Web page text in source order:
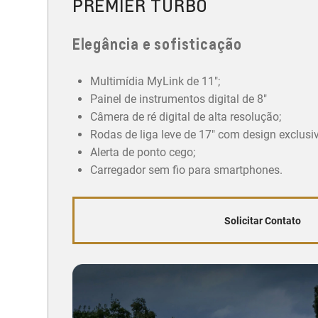
PREMIER TURBO
Elegância e sofisticação
Multimídia MyLink de 11";
Painel de instrumentos digital de 8"
Câmera de ré digital de alta resolução;
Rodas de liga leve de 17" com design
Alerta de ponto cego;
Carregador sem fio para smartphones.
Solicitar Contato